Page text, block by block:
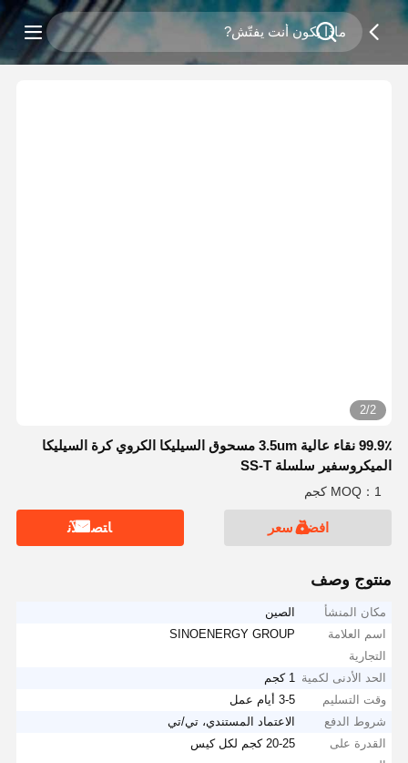
2/2
99.9٪ نقاء عالية 3.5um مسحوق السيليكا الكروي كرة السيليكا
الميكروسفير سلسلة SS-T
MOQ：1 كجم
افضل سعر ﺎﺘﺼﻟ ﺍﻶﻧ
منتوج وصف
مكان المنشأ
الصين
اسم العلامة
التجارية
SINOENERGY GROUP
الحد الأدنى لكمية
1 كجم
وقت التسليم
3-5 أيام عمل
شروط الدفع
الاعتماد المستندي، تي/تي
القدرة على
20-25 كجم لكل كيس